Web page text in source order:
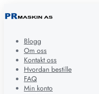
Blogg
Om oss
Kontakt oss
Hvordan bestille
FAQ
Min konto